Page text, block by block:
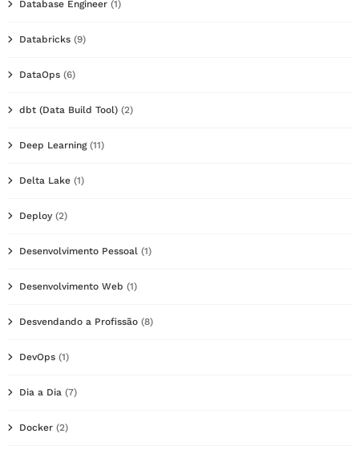
Database Engineer (1)
Databricks (9)
DataOps (6)
dbt (Data Build Tool) (2)
Deep Learning(11)
Delta Lake (1)
Deploy (2)
Desenvolvimento Pessoal (1)
Desenvolvimento Web (1)
Desvendando a Profissão (8)
DevOps (1)
Dia a Dia (7)
Docker (2)